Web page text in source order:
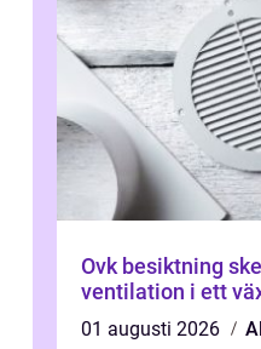
Ovk besiktning
ventilation i ett
01 augusti 2026